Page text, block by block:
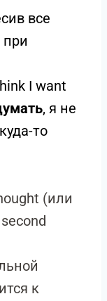
все
при
I want
, я не
то
(или
к